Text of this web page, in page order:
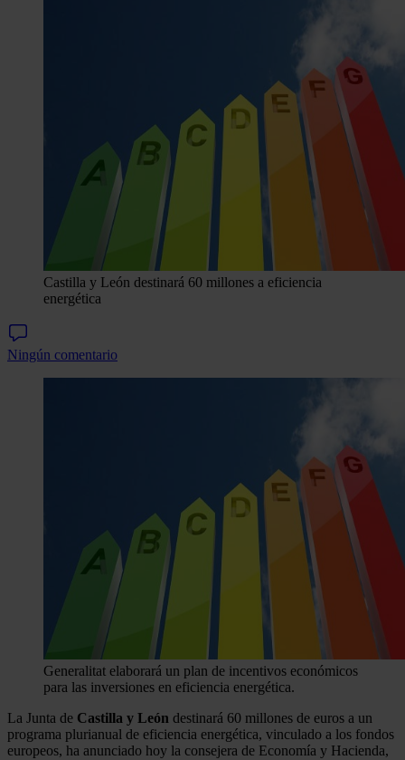
Castilla y León destinará 60 millones a eficiencia
energética
Ningún comentario
Generalitat elaborará un plan de incentivos económicos
para las inversiones en eficiencia energética.
La Junta de Castilla y León destinará 60 millones de euros a un
programa plurianual de eficiencia energética, vinculado a los fondos
europeos, ha anunciado hoy la consejera de Economía y Hacienda,